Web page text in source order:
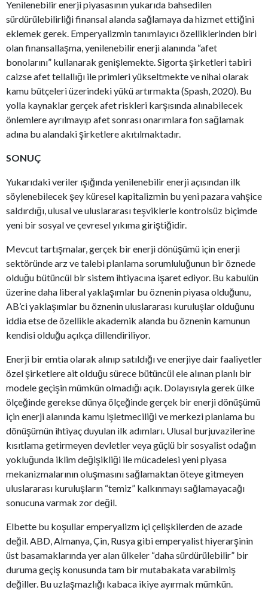
Yenilenebilir enerji piyasasının yukarıda bahsedilen
sürdürülebilirliği finansal alanda sağlamaya da hizmet ettiğini
eklemek gerek. Emperyalizmin tanımlayıcı özelliklerinden biri
olan finansallaşma, yenilenebilir enerji alanında “afet
bonolarını” kullanarak genişlemekte. Sigorta şirketleri tabiri
caizse afet tellallığı ile primleri yükseltmekte ve nihai olarak
kamu bütçeleri üzerindeki yükü artırmakta (Spash, 2020). Bu
yolla kaynaklar gerçek afet riskleri karşısında alınabilecek
önlemlere ayrılmayıp afet sonrası onarımlara fon sağlamak
adına bu alandaki şirketlere akıtılmaktadır.
SONUÇ
Yukarıdaki veriler ışığında yenilenebilir enerji açısından ilk
söylenebilecek şey küresel kapitalizmin bu yeni pazara vahşice
saldırdığı, ulusal ve uluslararası teşviklerle kontrolsüz biçimde
yeni bir sosyal ve çevresel yıkıma giriştiğidir.
Mevcut tartışmalar, gerçek bir enerji dönüşümü için enerji
sektöründe arz ve talebi planlama sorumluluğunun bir öznede
olduğu bütüncül bir sistem ihtiyacına işaret ediyor. Bu kabulün
üzerine daha liberal yaklaşımlar bu öznenin piyasa olduğunu,
AB’ci yaklaşımlar bu öznenin uluslararası kuruluşlar olduğunu
iddia etse de özellikle akademik alanda bu öznenin kamunun
kendisi olduğu açıkça dillendiriliyor.
Enerji bir emtia olarak alınıp satıldığı ve enerjiye dair faaliyetler
özel şirketlere ait olduğu sürece bütüncül ele alınan planlı bir
modele geçişin mümkün olmadığı açık. Dolayısıyla gerek ülke
ölçeğinde gerekse dünya ölçeğinde gerçek bir enerji dönüşümü
için enerji alanında kamu işletmeciliği ve merkezi planlama bu
dönüşümün ihtiyaç duyulan ilk adımları. Ulusal burjuvazilerine
kısıtlama getirmeyen devletler veya güçlü bir sosyalist odağın
yokluğunda iklim değişikliği ile mücadelesi yeni piyasa
mekanizmalarının oluşmasını sağlamaktan öteye gitmeyen
uluslararası kuruluşların “temiz” kalkınmayı sağlamayacağı
sonucuna varmak zor değil.
Elbette bu koşullar emperyalizm içi çelişkilerden de azade
değil. ABD, Almanya, Çin, Rusya gibi emperyalist hiyerarşinin
üst basamaklarında yer alan ülkeler “daha sürdürülebilir” bir
duruma geçiş konusunda tam bir mutabakata varabilmiş
değiller. Bu uzlaşmazlığı kabaca ikiye ayırmak mümkün.